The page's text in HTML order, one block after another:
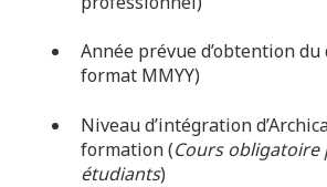
Année prévue d’obtention
format MMYY)
Niveau d’intégration
formation (Cours obligatoire
étudiants)